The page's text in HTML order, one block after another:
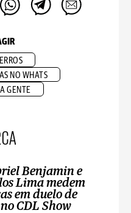
NO WHATS
GENTE
Benjamin e
Lima medem
em duelo de
no CDL Show